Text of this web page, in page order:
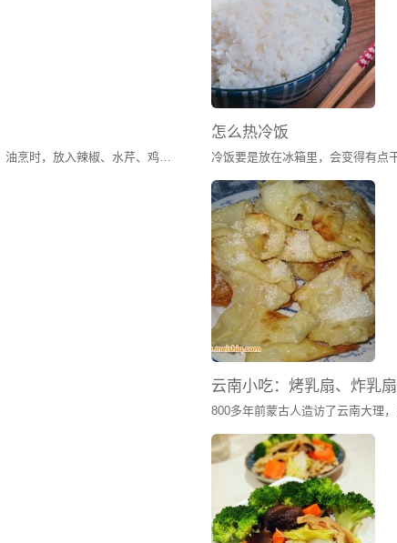
怎么热冷饭
云南小吃：烤乳扇、炸乳扇